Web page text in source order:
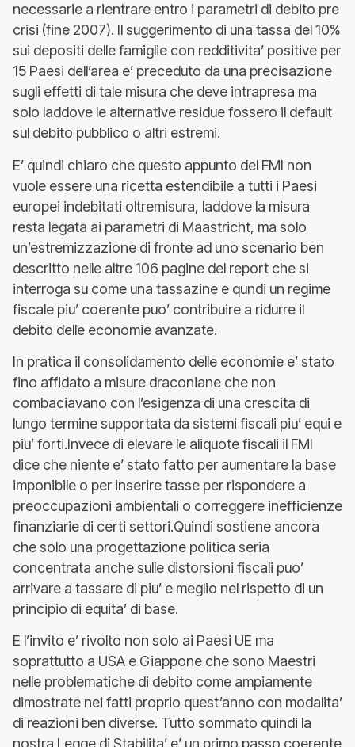
necessarie a rientrare entro i parametri di debito pre
crisi (fine 2007). Il suggerimento di una tassa del 10%
sui depositi delle famiglie con redditivita’ positive per
15 Paesi dell’area e’ preceduto da una precisazione
sugli effetti di tale misura che deve intrapresa ma
solo laddove le alternative residue fossero il default
sul debito pubblico o altri estremi.
E’ quindi chiaro che questo appunto del FMI non
vuole essere una ricetta estendibile a tutti i Paesi
europei indebitati oltremisura, laddove la misura
resta legata ai parametri di Maastricht, ma solo
un’estremizzazione di fronte ad uno scenario ben
descritto nelle altre 106 pagine del report che si
interroga su come una tassazine e qundi un regime
fiscale piu’ coerente puo’ contribuire a ridurre il
debito delle economie avanzate.
In pratica il consolidamento delle economie e’ stato
fino affidato a misure draconiane che non
combaciavano con l’esigenza di una crescita di
lungo termine supportata da sistemi fiscali piu’ equi e
piu’ forti.Invece di elevare le aliquote fiscali il FMI
dice che niente e’ stato fatto per aumentare la base
imponibile o per inserire tasse per rispondere a
preoccupazioni ambientali o correggere inefficienze
finanziarie di certi settori.Quindi sostiene ancora
che solo una progettazione politica seria
concentrata anche sulle distorsioni fiscali puo’
arrivare a tassare di piu’ e meglio nel rispetto di un
principio di equita’ di base.
E l’invito e’ rivolto non solo ai Paesi UE ma
soprattutto a USA e Giappone che sono Maestri
nelle problematiche di debito come ampiamente
dimostrate nei fatti proprio quest’anno con modalita’
di reazioni ben diverse. Tutto sommato quindi la